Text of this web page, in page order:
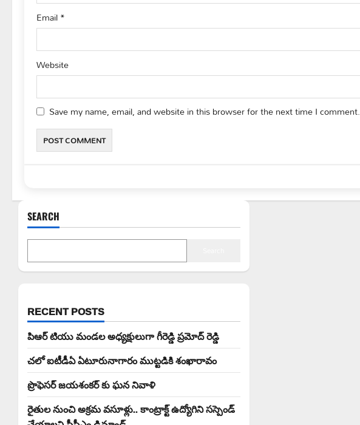
Email*
Website
Save my name, email, and website in this browser for the next time I comment.
SEARCH
RECENT POSTS
పిఆర్ టియు మండల అధ్యక్షులుగా గీరెడ్డి ప్రమోద్ రెడ్డి
చలో ఐటీడీఏ ఏటూరునాగారం ముట్టడికి శంఖారావం
ప్రొఫెసర్ జయశంకర్ కు ఘన నివాళి
రైతుల నుంచి అక్రమ వసూళ్లు.. కాంట్రాక్ట్ ఉద్యోగిని సస్పెండ్